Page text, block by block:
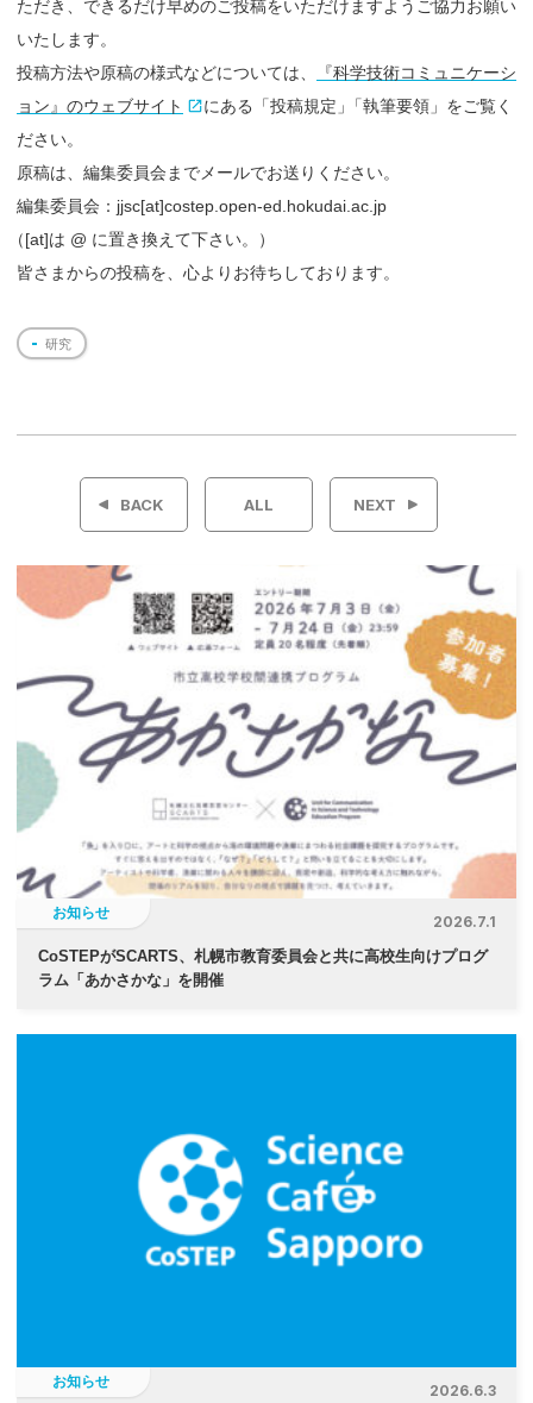
ただき、できるだけ早めのご投稿をいただけますようご協力お願い
いたします。
投稿方法や原稿の様式などについては、
『科学技術コミュニケーシ
ョン』のウェブサイト
にある「投稿規定 」
「執筆要領」をご覧く
ださい。
原稿は、編集委員会までメールでお送りください。
編集委員会：jjsc[at]costep.open-ed.hokudai.ac.jp
（[at]は @ に置き換えて下さい。）
皆さまからの投稿を、心よりお待ちしております。
研究
投
ー
シ
ン
BACK ALL NEXT
お知らせ
2026.7.1
CoSTEPがSCARTS、札幌市教育委員会と共に高校生向けプログ
ラム「あかさかな」を開催
お知らせ
2026.6.3